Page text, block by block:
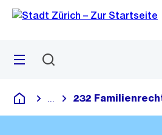
Navigation
Sprunglink
Menü
Deutsch
Blende alle Breadcrumbs ein
232